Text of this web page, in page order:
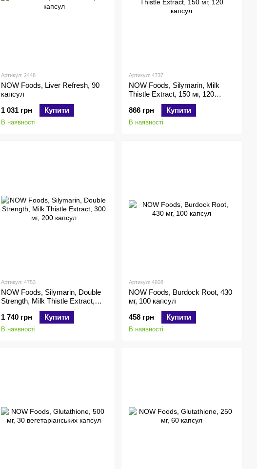
Артикул: 2448
NOW Foods, Liver Refresh, 90
капсул
1 031 грн
Купити
В наявності
Артикул: 4737
NOW Foods, Silymarin, Milk
Thistle Extract, 150 мг, 120
866 грн
Купити
В наявності
Артикул: 4753
NOW Foods, Silymarin, Double
Strength, Milk Thistle Extract,
300 мг, 200 капсул
1 740 грн
Купити
В наявності
Артикул: 4608
NOW Foods, Burdock Root, 430
мг, 100 капсул
458 грн
Купити
В наявності